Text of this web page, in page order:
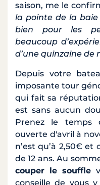
saison, me le
la pointe de la baie
bien pour les
beaucoup
d’une quinzaine de
Depuis votre
imposante tour
qui fait sa
est sans aucun
Prenez le temps
ouverte d'avril à
n’est qu’à 2,50€
de 12 ans. Au
couper le souffle
conseille de vous